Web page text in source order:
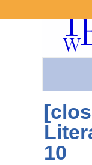
10